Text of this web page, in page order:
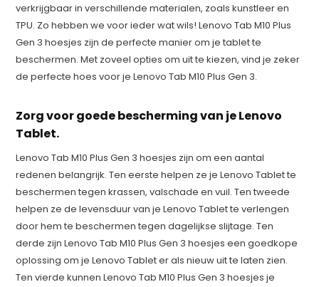
verkrijgbaar in verschillende materialen, zoals kunstleer en
TPU. Zo hebben we voor ieder wat wils! Lenovo Tab M10 Plus
Gen 3 hoesjes zijn de perfecte manier om je tablet te
beschermen. Met zoveel opties om uit te kiezen, vind je zeker
de perfecte hoes voor je Lenovo Tab M10 Plus Gen 3.
Zorg voor goede bescherming van je Lenovo
Tablet.
Lenovo Tab M10 Plus Gen 3 hoesjes zijn om een aantal
redenen belangrijk. Ten eerste helpen ze je Lenovo Tablet te
beschermen tegen krassen, valschade en vuil. Ten tweede
helpen ze de levensduur van je Lenovo Tablet te verlengen
door hem te beschermen tegen dagelijkse slijtage. Ten
derde zijn Lenovo Tab M10 Plus Gen 3 hoesjes een goedkope
oplossing om je Lenovo Tablet er als nieuw uit te laten zien.
Ten vierde kunnen Lenovo Tab M10 Plus Gen 3 hoesjes je